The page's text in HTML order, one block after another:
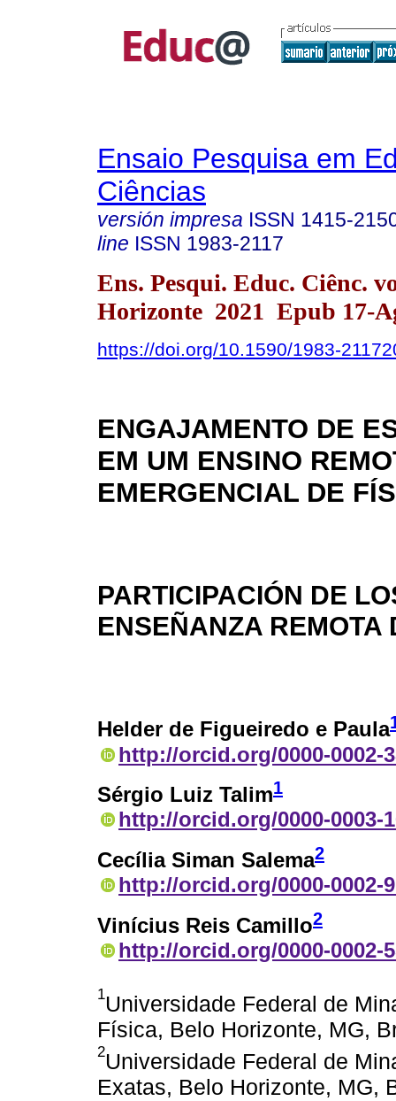
Ensaio Pesquisa em
Ciências
versión impresa ISSN 1415-
line ISSN 1983-2117
Ens. Pesqui. Educ. Ciênc.
Horizonte 2021 Epub 17-
https://doi.org/10.1590/1983-
ENGAJAMENTO DE
EM UM ENSINO
EMERGENCIAL DE
PARTICIPACIÓN DE
ENSEÑANZA REMOTA
Helder de Figueiredo e Paula
http://orcid.org/0000-0002-
Sérgio Luiz Talim1
http://orcid.org/0000-0003-
Cecília Siman Salema2
http://orcid.org/0000-0002-
Vinícius Reis Camillo2
http://orcid.org/0000-0002-
1Universidade Federal de
Física, Belo Horizonte, MG,
2Universidade Federal de
Exatas, Belo Horizonte, MG,